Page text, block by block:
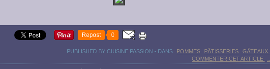
Repost 0
PUBLISHED BY CUISINE PASSION - DANS POMMES PÂTISSERIES
GÂTEAUX...
COMMENTER CET ARTICLE